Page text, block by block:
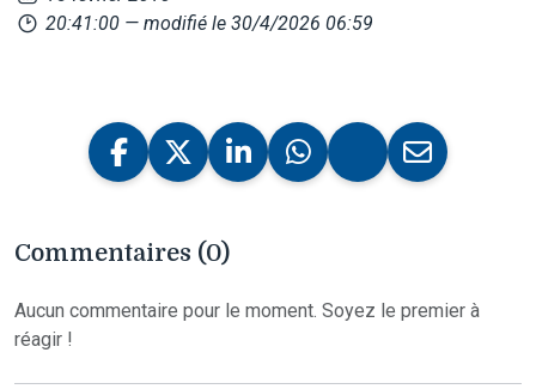
20:41:00 — modifié le 30/4/2026 06:59
Commentaires (0)
Aucun commentaire pour le moment. Soyez le premier à
réagir !